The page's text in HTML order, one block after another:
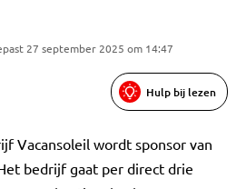
27 september 2025 om 14:47
Hulp bij lezen
Vacansoleil wordt sponsor van
bedrijf gaat per direct drie